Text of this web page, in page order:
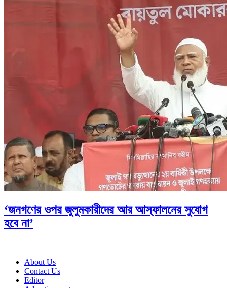
‘জনগণের ওপর জুলুমকারীদের আর আস্ফালনের সুযোগ
হবে না’
About Us
Contact Us
Editor